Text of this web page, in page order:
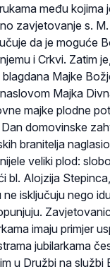
među kojima
zavjetovanje s. M.
da je moguće
i Crkvi. Zatim
Majke
Majka
majke plodne
domovinske
branitelja
veliki plod:
bl. Alojzija
isključuju nego
imaju primjer
jubilarkama
u Družbi na službi